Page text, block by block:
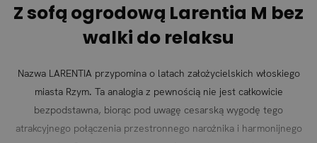
Z sofą ogrodową Larentia M bez
walki do relaksu
Nazwa LARENTIA przypomina o latach założycielskich włoskiego
miasta Rzym. Ta analogia z pewnością nie jest całkowicie
bezpodstawna, biorąc pod uwagę cesarską wygodę tego
atrakcyjnego połączenia przestronnego narożnika i harmonijnego